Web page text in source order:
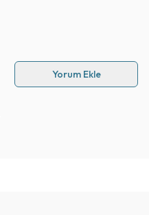
Yorum Ekle